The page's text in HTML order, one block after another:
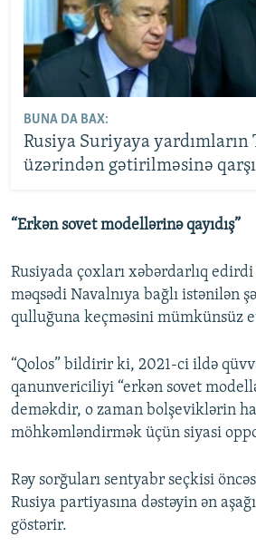
BUNA DA BAX:
Rusiya Suriyaya
üzərindən gətirilməsinə qarşı
“Erkən sovet modellərinə qayıdış”
Rusiyada çoxları xəbərdarlıq
məqsədi Navalnıya bağlı istənilən
qulluğuna keçməsini mümkünsüz
“Qolos” bildirir ki, 2021-ci ildə
qanunvericiliyi “erkən sovet
deməkdir, o zaman bolşeviklərin
möhkəmləndirmək üçün siyasi
Rəy sorğuları sentyabr seçkisi
Rusiya partiyasına dəstəyin ən
göstərir.